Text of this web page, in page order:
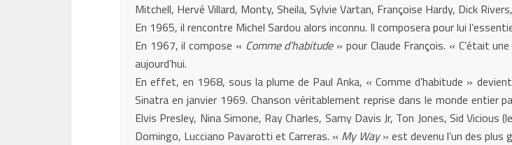
Mitchell, Hervé Villard, Monty, Sheila, Sylvie Vartan, Françoise Hardy, Dick
En 1965, il rencontre Michel Sardou alors inconnu. Il composera pour lui
En 1967, il compose « Comme d’habitude» pour Claude François. « C’était
aujourd’hui.
En effet, en 1968, sous la plume de Paul Anka, « Comme d’habitude »
Sinatra en janvier 1969. Chanson véritablement reprise dans le monde entier
Elvis Presley, Nina Simone, Ray Charles, Samy Davis Jr, Ton Jones, Sid
Domingo, Lucciano Pavarotti et Carreras. « My Way» est devenu l’un des plus